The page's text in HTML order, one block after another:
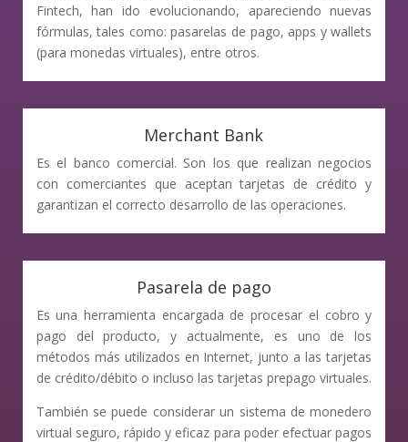
Fintech, han ido evolucionando, apareciendo nuevas
fórmulas, tales como: pasarelas de pago, apps y wallets
(para monedas virtuales), entre otros.
Merchant Bank
Es el banco comercial. Son los que realizan negocios
con comerciantes que aceptan tarjetas de crédito y
garantizan el correcto desarrollo de las operaciones.
Pasarela de pago
Es una herramienta encargada de procesar el cobro y
pago del producto, y actualmente, es uno de los
métodos más utilizados en Internet, junto a las tarjetas
de crédito/débito o incluso las tarjetas prepago virtuales.
También se puede considerar un sistema de monedero
virtual seguro, rápido y eficaz para poder efectuar pagos